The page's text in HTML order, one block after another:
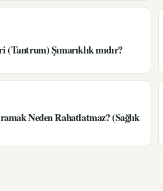
Şımarıklık mıdır?
Neden Rahatlatmaz? (Sağlık